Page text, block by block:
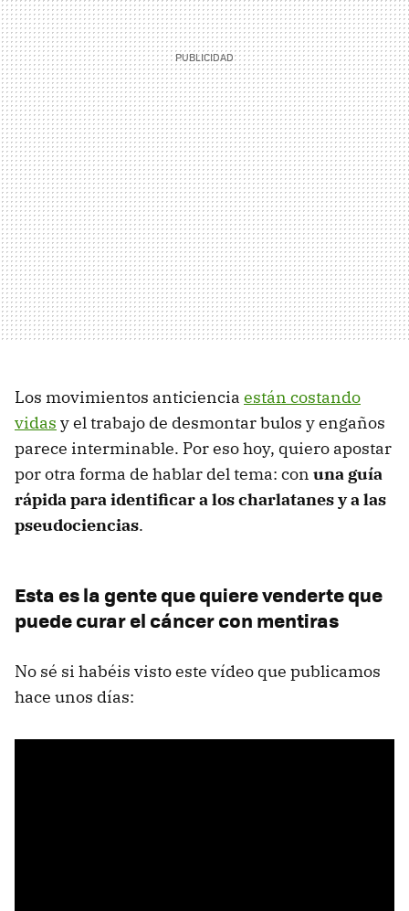
Los movimientos anticiencia están costando
vidas y el trabajo de desmontar bulos y engaños
parece interminable. Por eso hoy, quiero apostar
por otra forma de hablar del tema: con una guía
rápida para identificar a los charlatanes y a las
pseudociencias.
Esta es la gente que quiere venderte que
puede curar el cáncer con mentiras
No sé si habéis visto este vídeo que publicamos
hace unos días: